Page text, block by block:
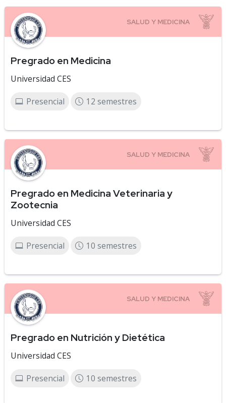
Pregrado en Medicina
Universidad CES
Presencial 12 semestres
Pregrado en Medicina Veterinaria y
Zootecnia
Universidad CES
Presencial 10 semestres
Pregrado en Nutrición y Dietética
Universidad CES
Presencial 10 semestres